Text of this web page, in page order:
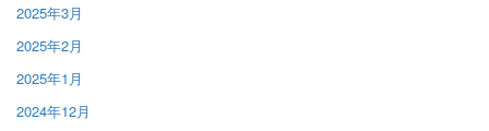
2025年3月
2025年2月
2025年1月
2024年12月